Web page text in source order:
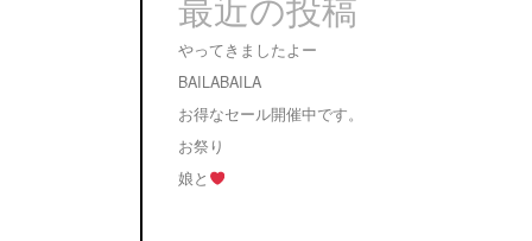
やってきましたよー
BAILABAILA
お得なセール開催中です。
お祭り
娘と